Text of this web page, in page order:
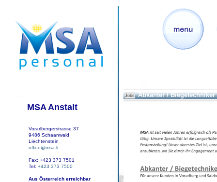
MSA Anstalt
Vorarlbergerstrasse 37
9486 Schaanwald
Liechtenstein
office@msa.li
Fax: +423 373 7501
Tel: +423 373 7500
Aus Österreich erreichbar
Jobs Abkanter / Biegetechniker